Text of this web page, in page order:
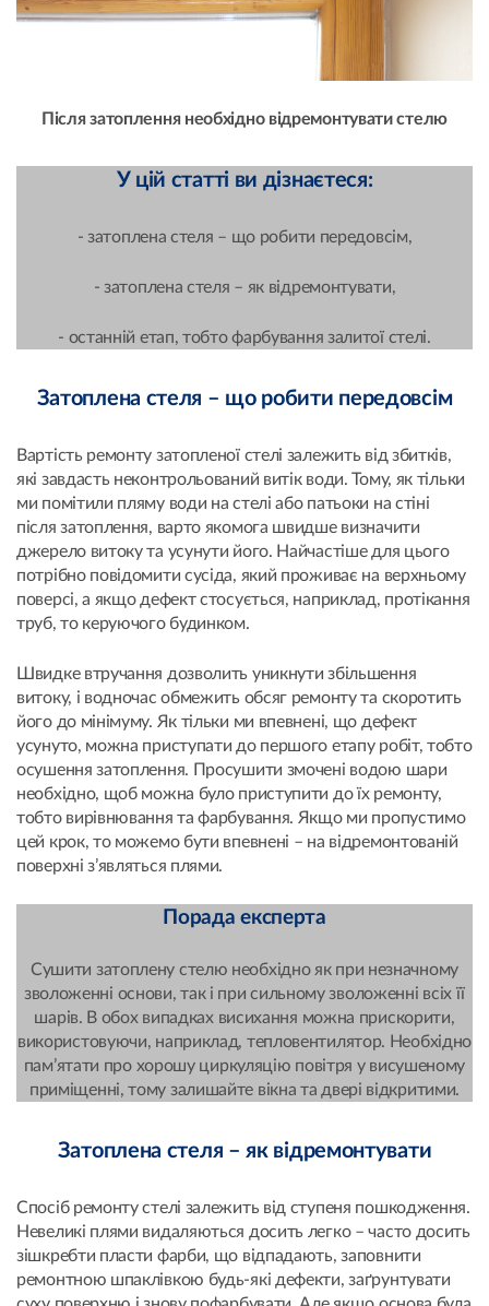
Після затоплення необхідно відремонтувати стелю
У цій статті ви дізнаєтеся:
- затоплена стеля – що робити передовсім,
- затоплена стеля – як відремонтувати,
- останній етап, тобто фарбування залитої стелі.
Затоплена стеля – що робити передовсім
Вартість ремонту затопленої стелі залежить від збитків,
які завдасть неконтрольований витік води. Тому, як тільки
ми помітили пляму води на стелі або патьоки на стіні
після затоплення, варто якомога швидше визначити
джерело витоку та усунути його. Найчастіше для цього
потрібно повідомити сусіда, який проживає на верхньому
поверсі, а якщо дефект стосується, наприклад, протікання
труб, то керуючого будинком.
Швидке втручання дозволить уникнути збільшення
витоку, і водночас обмежить обсяг ремонту та скоротить
його до мінімуму. Як тільки ми впевнені, що дефект
усунуто, можна приступати до першого етапу робіт, тобто
осушення затоплення. Просушити змочені водою шари
необхідно, щоб можна було приступити до їх ремонту,
тобто вирівнювання та фарбування. Якщо ми пропустимо
цей крок, то можемо бути впевнені – на відремонтованій
поверхні з’являться плями.
Порада експерта
Сушити затоплену стелю необхідно як при незначному
зволоженні основи, так і при сильному зволоженні всіх її
шарів. В обох випадках висихання можна прискорити,
використовуючи, наприклад, тепловентилятор. Необхідно
пам’ятати про хорошу циркуляцію повітря у висушеному
приміщенні, тому залишайте вікна та двері відкритими.
Затоплена стеля – як відремонтувати
Спосіб ремонту стелі залежить від ступеня пошкодження.
Невеликі плями видаляються досить легко – часто досить
зішкребти пласти фарби, що відпадають, заповнити
ремонтною шпаклівкою будь-які дефекти, заґрунтувати